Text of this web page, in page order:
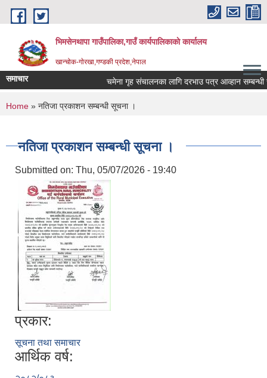
Skip to main content
भिमसेनथापा गाउँपालिका,गाउँ कार्यपालिकाकाे कार्यालय
खान्चोक-गाेरखा,गण्डकी प्रदेश,नेपाल
समाचार चमेना गृह संचालनका लागि दरभाउ पत्र आव्हान सम्बन्धी
You are here
Home » नतिजा प्रकाशन सम्बन्धी सूचना ।
नतिजा प्रकाशन सम्बन्धी सूचना ।
Submitted on: Thu, 05/07/2026 - 19:40
प्रकार:
सूचना तथा समाचार
आर्थिक वर्ष: